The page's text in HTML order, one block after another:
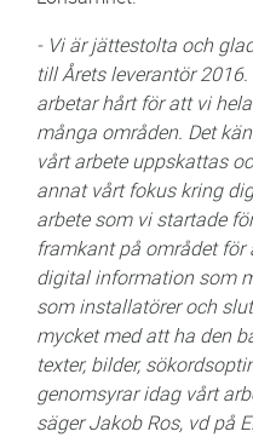
- Vi är jättestolta och
till Årets leverantör
arbetar hårt för att vi
många områden. Det
vårt arbete uppskattas
annat vårt fokus kring
arbete som vi startade
framkant på området
digital information som
som installatörer och
mycket med att ha den
texter, bilder,
genomsyrar idag vårt
säger Jakob Ros, vd på